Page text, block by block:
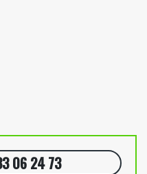
06 24 73